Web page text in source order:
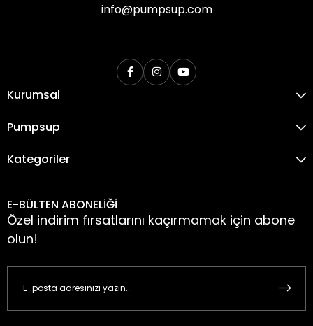
info@pumpsup.com
Kurumsal
Pumpsup
Kategoriler
E-BÜLTEN ABONELİĞİ
Özel indirim fırsatlarını kaçırmamak için abone
olun!